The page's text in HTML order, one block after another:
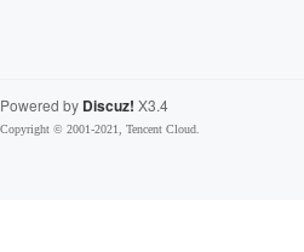
Powered by Discuz! X3.4
Copyright © 2001-2021, Tencent Cloud.